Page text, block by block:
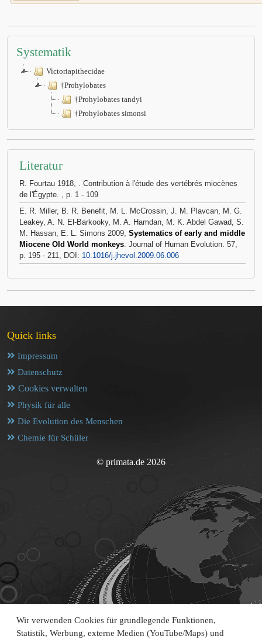
Wir verwenden Cookies für grundlegende Funktionen,
Statistik, Werbung, externe Medien (YouTube/Maps) und
Systematik
Victoriapithecidae
†Prohylobates
†Prohylobates tandyi
†Prohylobates simonsi
Literatur
R. Fourtau 1918, . Contribution à l'étude des vertébrés miocènes
de l'Égypte. , p. 1 - 109
E. R. Miller, B. R. Benefit, M. L. McCrossin, J. M. Plavcan, M. G.
Leakey, A. N. El-Barkooky, M. A. Hamdan, M. K. Abdel Gawad, S.
M. Hassan, E. L. Simons 2009, Systematics of early and middle
Miocene Old World monkeys. Journal of Human Evolution. 57,
p. 195 - 211, DOI: 10.1016/j.jhevol.2009.06.006
Quick links
Impressum
Datenschutz
Cookies verwalten
Physik für alle
Die Evolution des Menschen
Chemie für Schüler
© primata.de 2026